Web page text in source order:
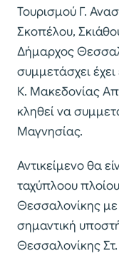
Τουρισμού Γ.
Σκοπέλου,
Δήμαρχος
συμμετάσχει
Κ. Μακεδονίας
κληθεί να
Μαγνησίας.
Αντικείμενο θα
ταχύπλοου
Θεσσαλονίκης με
σημαντική
Θεσσαλονίκης